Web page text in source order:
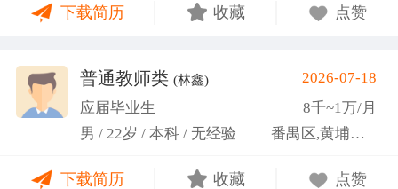
任班级生活委员与课程助管，多次组织班级篮球、羽
关活动。
下载简历 收藏 点赞
普通教师类 (林鑫)
2026-07-18
应届毕业生
8千~1万/月
男 / 22岁 / 本科 / 无经验
番禺区,黄埔区,越秀区
下载简历 收藏 点赞